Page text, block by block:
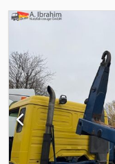
és fényképeken
szerződéses
eredő károkért. A
esetén külön is
jogát fenntartjuk.